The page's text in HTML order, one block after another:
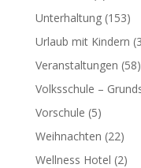
Unterhaltung(153)
Urlaub mit Kindern
Veranstaltungen (58)
Volksschule –
Vorschule (5)
Weihnachten (22)
Wellness Hotel (2)